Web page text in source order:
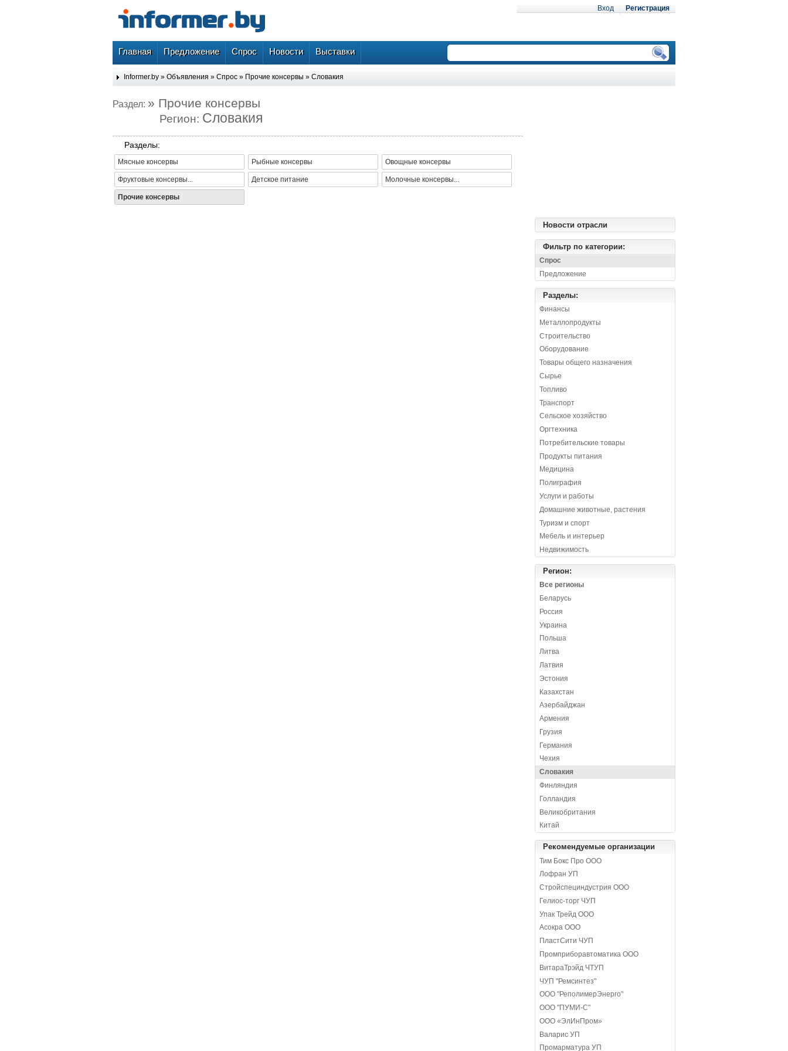
Вход Регистрация
Главная Предложение Спрос Новости Выставки
Informer.by » Объявления » Спрос » Прочие консервы » Словакия
Раздел: » Прочие консервы
Регион: Словакия
Разделы:
Мясные консервы Рыбные консервы Овощные консервы
Фруктовые консервы... Детское питание Молочные консервы...
Прочие консервы
Новости отрасли
Фильтр по категории:
Спрос
Предложение
Разделы:
Финансы
Металлопродукты
Строительство
Оборудование
Товары общего назначения
Сырье
Топливо
Транспорт
Сельское хозяйство
Оргтехника
Потребительские товары
Продукты питания
Медицина
Полиграфия
Услуги и работы
Домашние животные, растения
Туризм и спорт
Мебель и интерьер
Недвижимость
Регион:
Все регионы
Беларусь
Россия
Украина
Польша
Литва
Латвия
Эстония
Казахстан
Азербайджан
Армения
Грузия
Германия
Чехия
Словакия
Финляндия
Голландия
Великобритания
Китай
Рекомендуемые организации
Тим Бокс Про ООО
Лофран УП
Стройспециндустрия ООО
Гелиос-торг ЧУП
Упак Трейд ООО
Асокра ООО
ПластСити ЧУП
Промприборавтоматика ООО
ВитараТрэйд ЧТУП
ЧУП "Ремсинтез"
ООО "РеполимерЭнерго"
ООО "ПУМИ-С"
ООО «ЭлИнПром»
Валарис УП
Промарматура УП